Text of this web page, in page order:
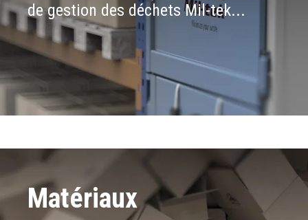
de gestion des déchets Mil-tek...
Matériaux